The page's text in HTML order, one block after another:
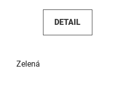
DETAIL
Zelená